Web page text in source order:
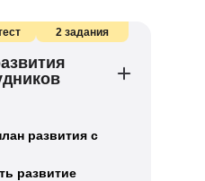
2 задания
развития с
развитие